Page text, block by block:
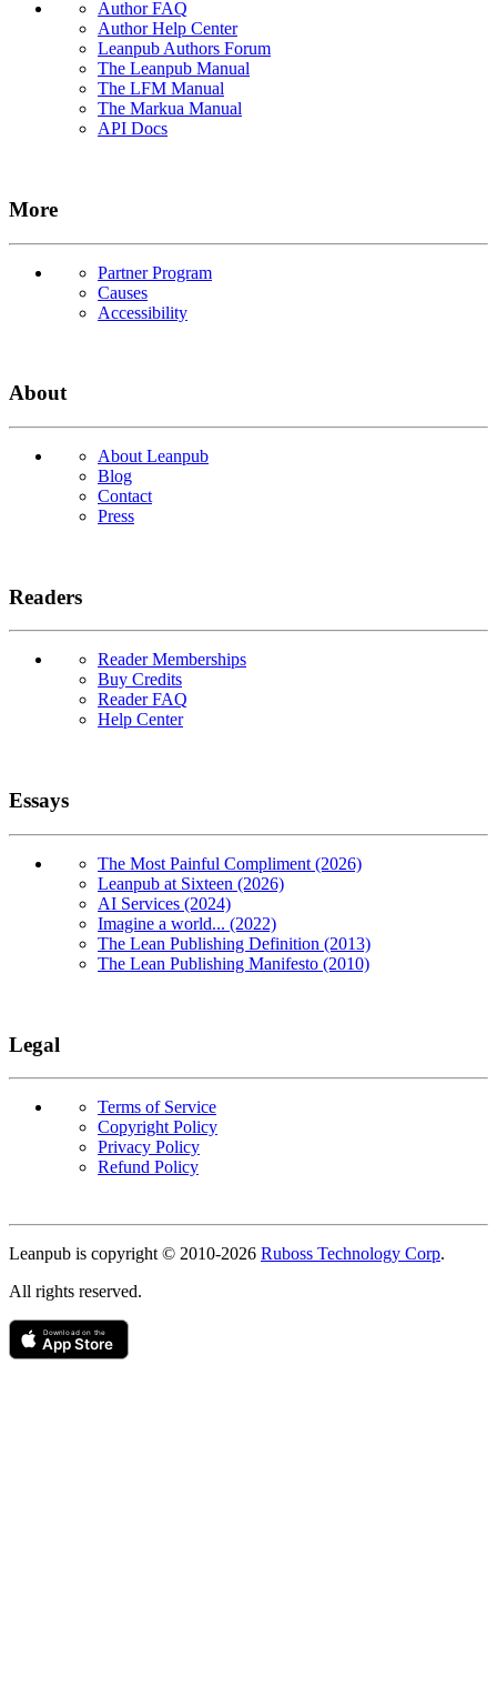
Author FAQ
Author Help Center
Leanpub Authors Forum
The Leanpub Manual
The LFM Manual
The Markua Manual
API Docs
More
Partner Program
Causes
Accessibility
About
About Leanpub
Blog
Contact
Press
Readers
Reader Memberships
Buy Credits
Reader FAQ
Help Center
Essays
The Most Painful Compliment (2026)
Leanpub at Sixteen (2026)
AI Services (2024)
Imagine a world... (2022)
The Lean Publishing Definition (2013)
The Lean Publishing Manifesto (2010)
Legal
Terms of Service
Copyright Policy
Privacy Policy
Refund Policy
Leanpub is copyright © 2010-2026 Ruboss Technology Corp.
All rights reserved.